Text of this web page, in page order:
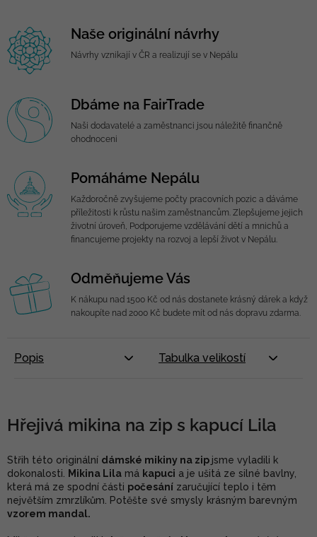
Naše originální návrhy
Návrhy vznikají v ČR a realizují se v Nepálu
Dbáme na FairTrade
Naši dodavatelé a zaměstnanci jsou náležitě finančně
ohodnoceni
Pomáháme Nepálu
Každoročně zvyšujeme počty pracovních pozic a dáváme
příležitosti k růstu našim zaměstnancům. Zlepšujeme jejich
životní úroveň, Podporujeme vzdělávání dětí a mnichů a
financujeme projekty na rozvoj a lepší život v Nepálu.
Odměňujeme Vás
K nákupu nad 1500 Kč od nás dostanete krásný dárek a když
nakoupíte nad 2000 Kč budete mít od nás dopravu zdarma.
Popis Tabulka velikostí
Hřejivá mikina na zip s kapucí Lila
Střih této originální dámské mikiny na zip jsme vyladili k
dokonalosti.
Mikina Lila má kapuci a je ušitá ze silné bavlny,
která má ze spodní části počesání zaručující teplo i těm
největším zmrzlíkům. Potěšte své smysly krásným barevným
vzorem mandal.